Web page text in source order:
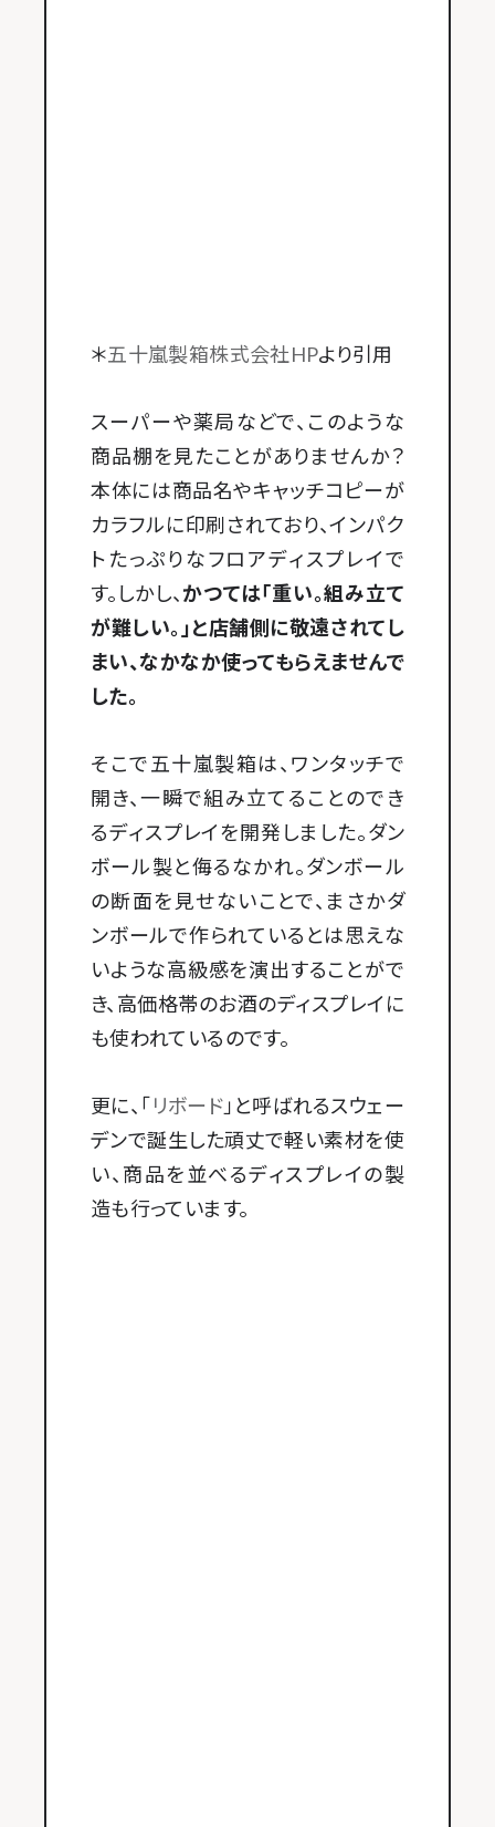
＊五十嵐製箱株式会社HPより引用
スーパーや薬局などで、このような
商品棚を見たことがありませんか？
本体には商品名やキャッチコピーが
カラフルに印刷されており、インパク
トたっぷりなフロアディスプレイで
す。しかし、 かつては「重い。組み立て
が難しい。」と店舗側に敬遠されてし
まい、なかなか使ってもらえませんで
した。
そこで五十嵐製箱は、ワンタッチで
開き、一瞬で組み立てることのでき
るディスプレイを開発しました。ダン
ボール製と侮るなかれ。ダンボール
の断面を見せないことで、まさかダ
ンボールで作られているとは思えな
いような高級感を演出することがで
き、高価格帯のお酒のディスプレイに
も使われているのです。
更に、「リボード 」と呼ばれるスウェー
デンで誕生した頑丈で軽い素材を使
い、商品を並べるディスプレイの製
造も行っています。